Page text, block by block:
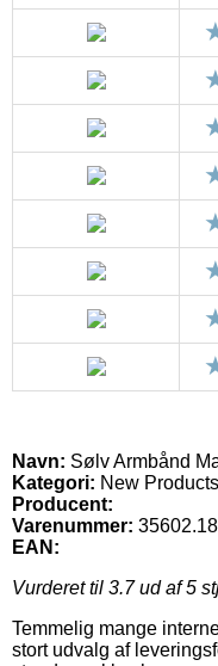
Navn: Sølv Armbånd
Kategori: New
Producent:
Varenummer: 35602.18
EAN:
Vurderet til 3.7ud af 5
Temmelig mange
stort udvalg af